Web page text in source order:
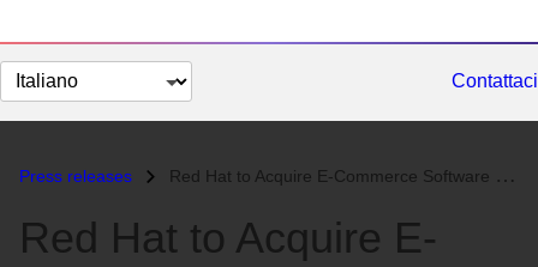
Cambia
lingua
Contattaci
Press releases Red Hat to Acquire E-Commerce Software Provider Hell's Kitchen Sy...
Red Hat to Acquire E-